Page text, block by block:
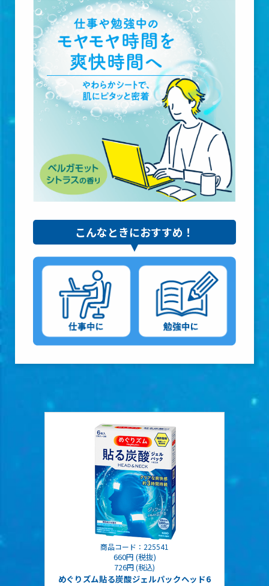
こんなときにおすすめ！
商品コード：225541
660円 (税抜)
726円 (税込)
めぐりズム貼る炭酸ジェルパックヘッド6